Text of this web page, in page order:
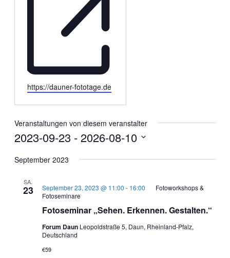
Webseite
https://dauner-fototage.de
Veranstaltungen von diesem veranstalter
2023-09-23 - 2026-08-10
wählen.
September 2023
SA.
23
Fotoseminar „Sehen. Erkennen. Gestalten.“
September 23, 2023 @ 11:00 - 16:00
Fotoworkshops &
Fotoseminare
Forum Daun Leopoldstraße 5, Daun, Rheinland-Pfalz,
Deutschland
€59